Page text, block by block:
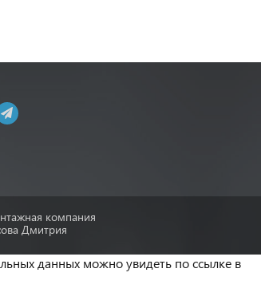
компания
Дмитрия
данных можно увидеть по ссылке в